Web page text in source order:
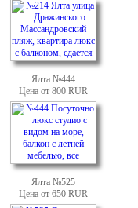
Ялта №444
Цена от 800 RUR
Ялта №525
Цена от 650 RUR